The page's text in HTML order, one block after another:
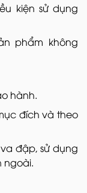
kiện sử dụng
phẩm không
hành.
đích và theo
đập, sử dụng
ngoài.